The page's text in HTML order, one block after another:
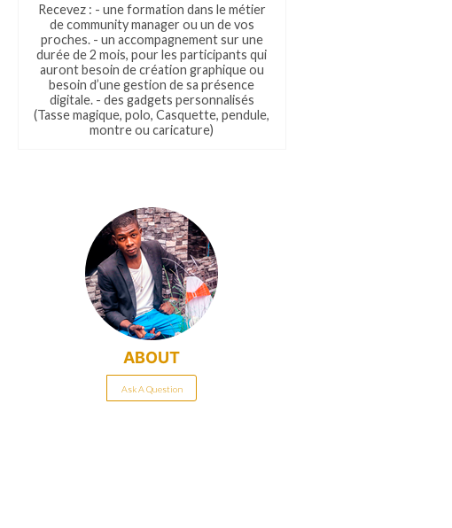
Recevez : - une formation dans le métier
de community manager ou un de vos
proches. - un accompagnement sur une
durée de 2 mois, pour les participants qui
auront besoin de création graphique ou
besoin d’une gestion de sa présence
digitale. - des gadgets personnalisés
(Tasse magique, polo, Casquette, pendule,
montre ou caricature)
ABOUT
Ask A Question